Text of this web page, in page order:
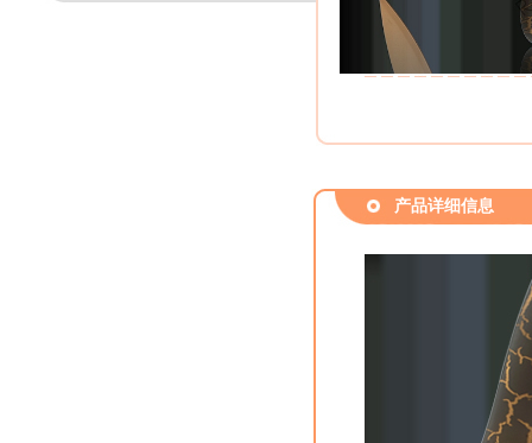
产品详细信息